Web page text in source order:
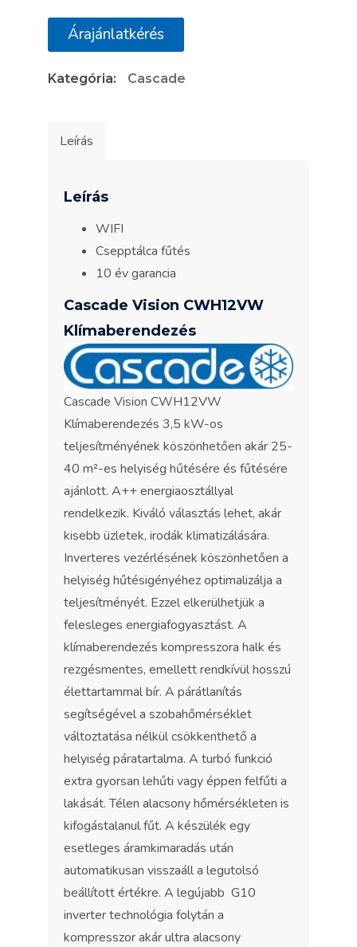
CWH12VW
KLÍMABERENDEZÉS
Árajánlatkérés
Kategória: Cascade
Leírás
Leírás
WIFI
Csepptálca fűtés
10 év garancia
Cascade Vision CWH12VW
Klímaberendezés
Cascade Vision CWH12VW
Klímaberendezés 3,5 kW-os
teljesítményének köszönhetően akár 25-
40 m²-es helyiség hűtésére és fűtésére
ajánlott. A++ energiaosztállyal
rendelkezik. Kiváló választás lehet, akár
kisebb üzletek, irodák klimatizálására.
Inverteres vezérlésének köszönhetően a
helyiség hűtésigényéhez optimalizálja a
teljesítményét. Ezzel elkerülhetjük a
felesleges energiafogyasztást. A
klímaberendezés kompresszora halk és
rezgésmentes, emellett rendkívül hosszú
élettartammal bír. A párátlanítás
segítségével a szobahőmérséklet
változtatása nélkül csökkenthető a
helyiség páratartalma. A turbó funkció
extra gyorsan lehűti vagy éppen felfűti a
lakását. Télen alacsony hőmérsékleten is
kifogástalanul fűt. A készülék egy
esetleges áramkimaradás után
automatikusan visszaáll a legutolsó
beállított értékre. A legújabb G10
inverter technológia folytán a
kompresszor akár ultra alacsony